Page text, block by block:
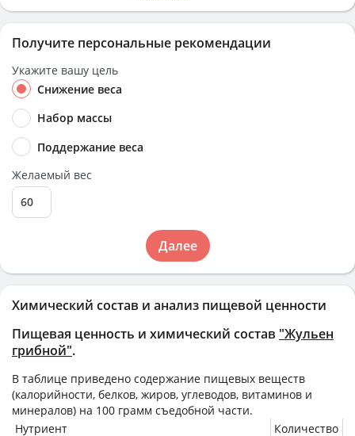
Химический состав и анализ пищевой ценности
Пищевая ценность и химический состав "Жульен
грибной".
В таблице приведено содержание пищевых веществ
(калорийности, белков, жиров, углеводов, витаминов и
минералов) на 100 грамм съедобной части.
Нутриент
Количество
Получите персональные рекомендации
Укажите вашу цель
Снижение веса
Набор массы
Поддержание веса
Желаемый вес
Далее